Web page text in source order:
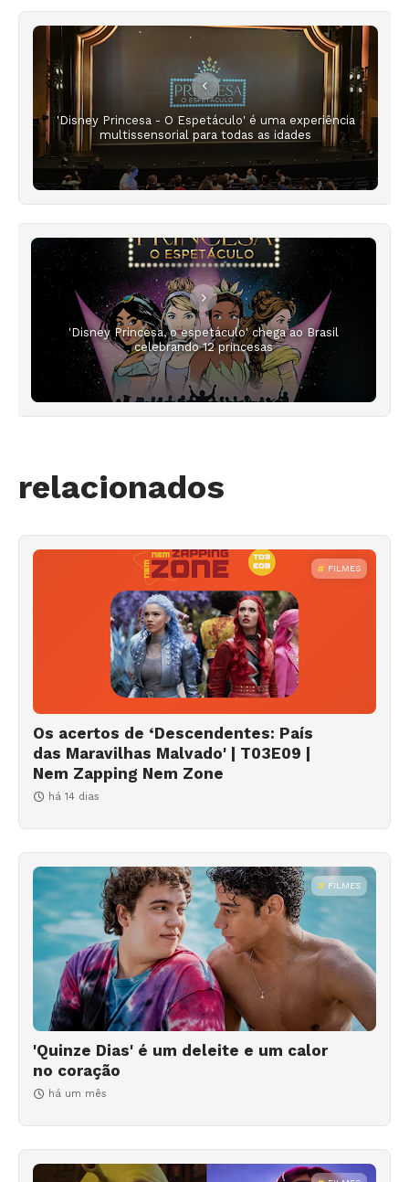
'Disney Princesa - O Espetáculo' é uma experiência
multissensorial para todas as idades
'Disney Princesa, o espetáculo' chega ao Brasil
celebrando 12 princesas
relacionados
FILMES
Os acertos de ‘Descendentes: País
das Maravilhas Malvado' | T03E09 |
Nem Zapping Nem Zone
há 14 dias
FILMES
'Quinze Dias' é um deleite e um calor
no coração
há um mês